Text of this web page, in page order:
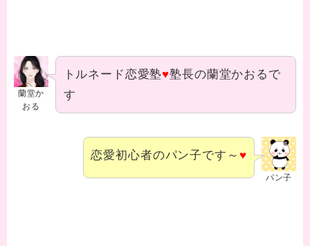
蘭堂か
おる
トルネード恋愛塾♥塾長の蘭堂かおるで
す
パン子
恋愛初心者のパン子です～ ♥